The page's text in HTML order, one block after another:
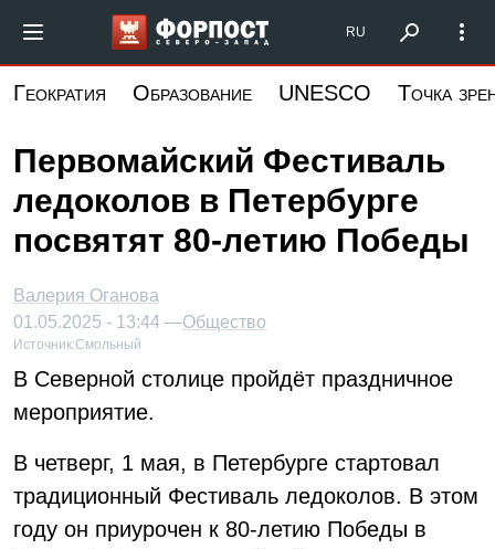
основному
Форпост Северо-Запад
RU
Геократия Образование UNESCO Точка
Первомайский Фестиваль
ледоколов в Петербурге
посвятят 80-летию Победы
Валерия Оганова
01.05.2025 - 13:44 —Общество
Источник:Смольный
В Северной столице пройдёт праздничное
мероприятие.
В четверг, 1 мая, в Петербурге стартовал
традиционный Фестиваль ледоколов. В этом
году он приурочен к 80-летию Победы в